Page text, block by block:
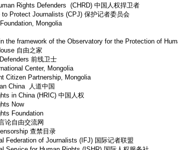
Rights Defenders (CHRD) 中国人权捍卫者
to Protect Journalists (CPJ) 保护记者委员会
Mongolia
the framework of the Observatory for the Protection of
自由之家
前线卫士
Center, Mongolia
Citizen Partnership, Mongolia
China 人道中国
in China (HRIC) 中国人权
Now
Foundation
论自由交流网
查禁目录
Federation of Journalists (IFJ) 国际记者联盟